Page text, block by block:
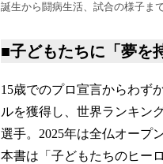
誕生から闘病生活、試合の様子ま
■子どもたちに「夢を
15歳でのプロ宣言からわず
ルを獲得し、世界ランキン
選手。2025年は全仏オープ
本書は「子どもたちのヒー